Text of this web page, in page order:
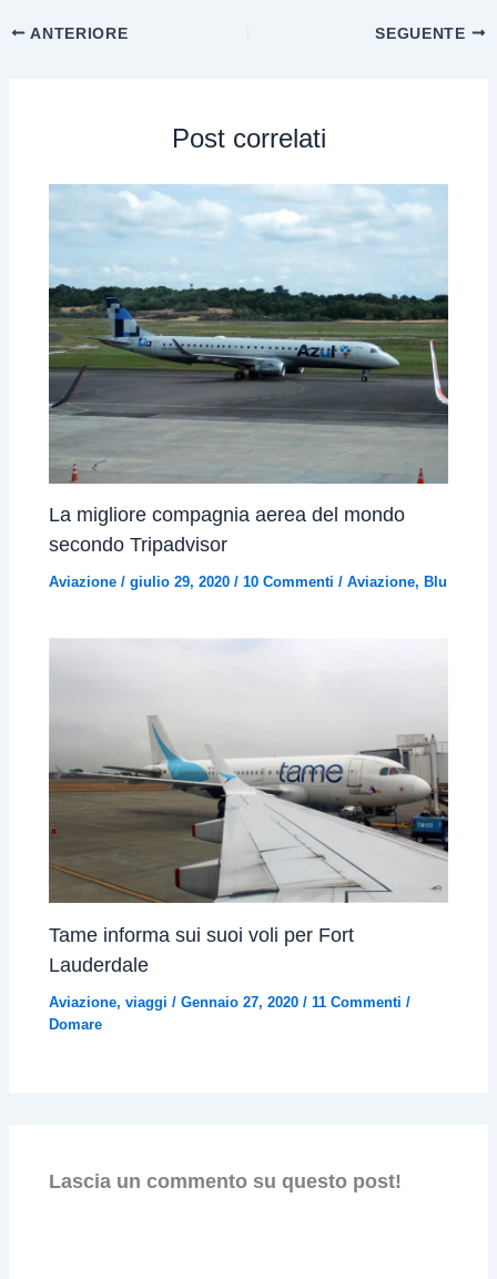
ANTERIORE SEGUENTE
Post correlati
La migliore compagnia aerea del mondo
secondo Tripadvisor
Aviazione /giulio 29, 2020/10 Commenti /Aviazione, Blu
Tame informa sui suoi voli per Fort
Lauderdale
Aviazione,viaggi /Gennaio 27, 2020/11 Commenti /
Domare
Lascia un commento su questo post!